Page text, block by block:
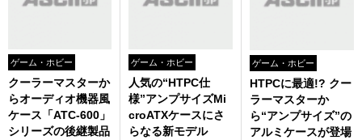
ゲーム・ホビー
クーラーマスターか
らオーディオ機器風
ケース「ATC-600」
シリーズの後継製品
ゲーム・ホビー
人気の“HTPC仕
様”アンプサイズMi
croATXケースにさ
らなる新モデル
ゲーム・ホビー
HTPCに最適!? クー
ラーマスターか
ら“アンプサイズ”の
アルミケースが登場